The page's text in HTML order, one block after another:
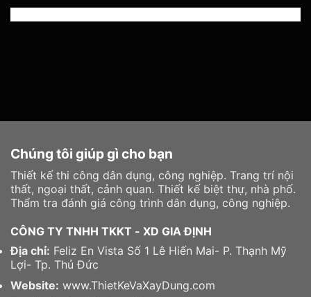
Chúng tôi giúp gì cho bạn
Thiết kế thi công dân dụng, công nghiệp. Trang trí nội
thất, ngoại thất, cảnh quan. Thiết kế biệt thự, nhà phố.
Thẩm tra đánh giá công trình dân dụng, công nghiệp.
CÔNG TY TNHH TKKT - XD GIA ĐỊNH
Địa chỉ: Feliz En Vista Số 1 Lê Hiến Mai- P. Thạnh Mỹ
Lợi- Tp. Thủ Đức
Website: www.ThietKeVaXayDung.com